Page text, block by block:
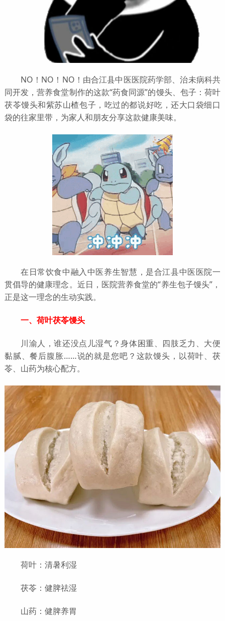
NO！NO！NO！由合江县中医医院药学部、治未病科共
同开发，营养食堂制作的这款“药食同源”的馒头、包子：荷叶
茯苓馒头和紫苏山楂包子，吃过的都说好吃，还大口袋细口
袋的往家里带，为家人和朋友分享这款健康美味。
在日常饮食中融入中医养生智慧，是合江县中医医院一
贯倡导的健康理念。近日，医院营养食堂的“养生包子馒头”，
正是这一理念的生动实践。
一、荷叶茯苓馒头
川渝人，谁还没点儿湿气？身体困重、四肢乏力、大便
黏腻、餐后腹胀……说的就是您吧？这款馒头，以荷叶、茯
苓、山药为核心配方。
荷叶：清暑利湿
茯苓：健脾祛湿
山药：健脾养胃